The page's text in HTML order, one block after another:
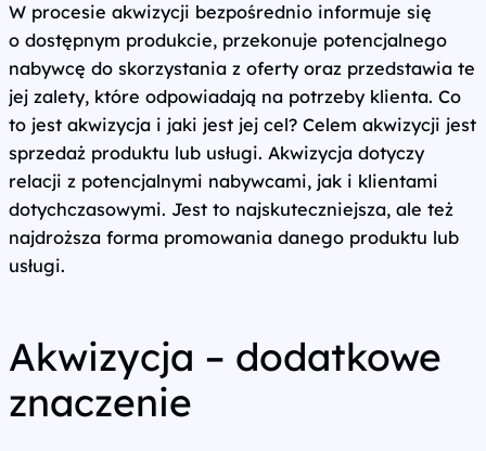
W procesie akwizycji bezpośrednio informuje się
o dostępnym produkcie, przekonuje potencjalnego
nabywcę do skorzystania z oferty oraz przedstawia te
jej zalety, które odpowiadają na potrzeby klienta. Co
to jest akwizycja i jaki jest jej cel? Celem akwizycji jest
sprzedaż produktu lub usługi. Akwizycja dotyczy
relacji z potencjalnymi nabywcami, jak i klientami
dotychczasowymi. Jest to najskuteczniejsza, ale też
najdroższa forma promowania danego produktu lub
usługi.
Akwizycja – dodatkowe
znaczenie